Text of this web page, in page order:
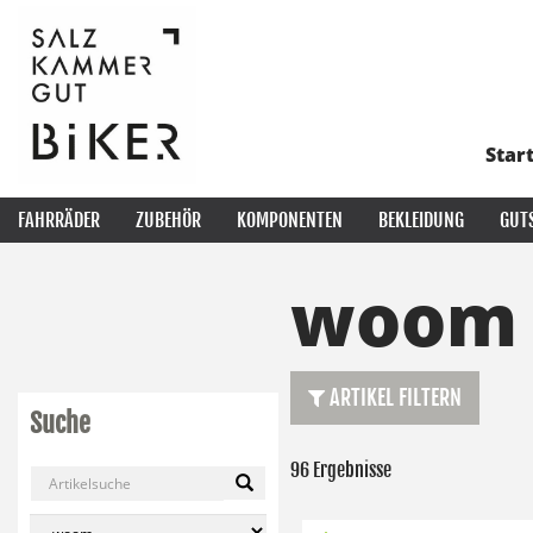
Start
FAHRRÄDER ZUBEHÖR KOMPONENTEN BEKLEIDUNG
Suche
woom
ARTIKEL FILTERN
96 Ergebnisse